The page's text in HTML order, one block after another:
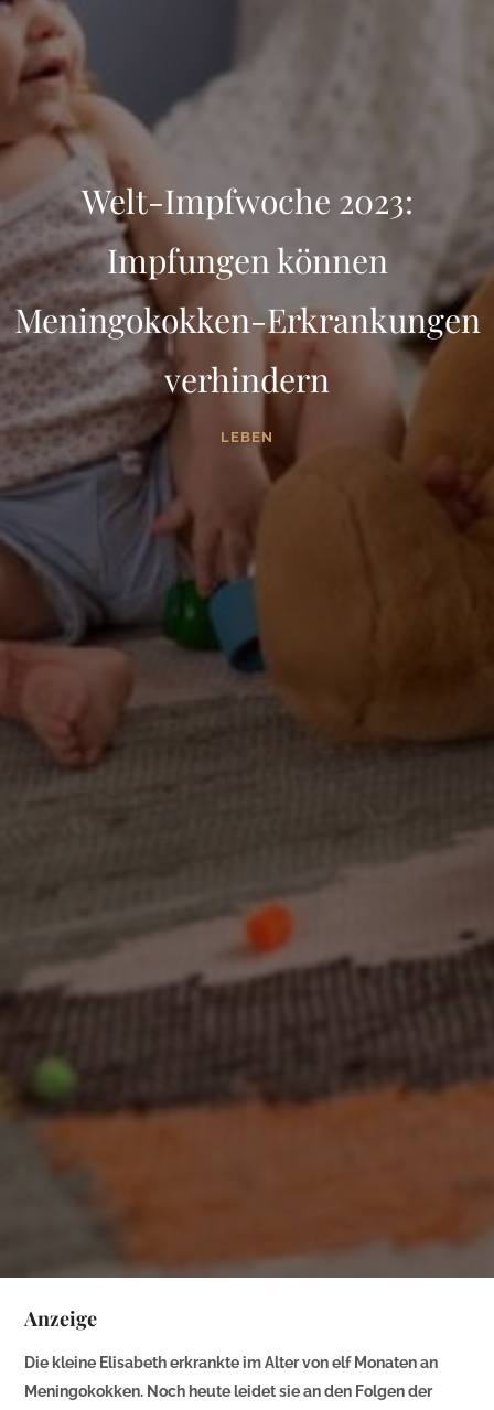
Welt-Impfwoche 2023:
Impfungen können
Meningokokken-Erkrankungen
verhindern
LEBEN
Anzeige
Die kleine Elisabeth erkrankte im Alter von elf Monaten an
Meningokokken. Noch heute leidet sie an den Folgen der